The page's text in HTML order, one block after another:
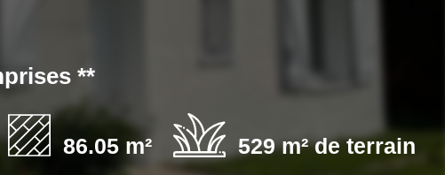
**
86.05 m² 529 m² de terrain